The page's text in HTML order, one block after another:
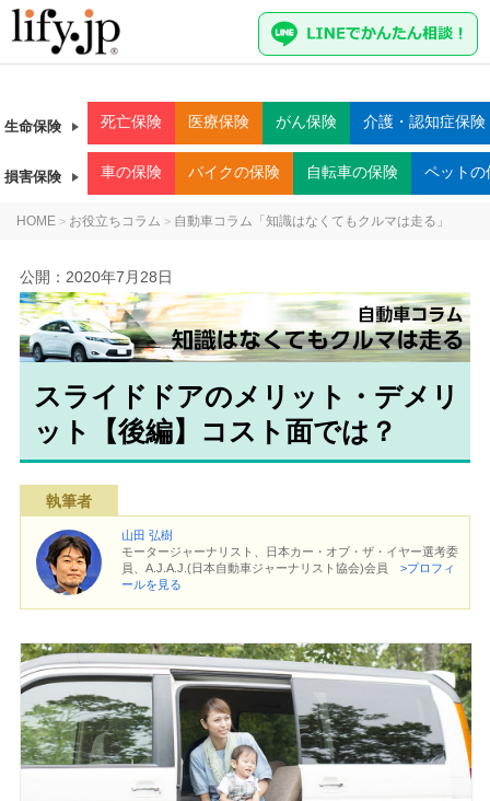
生命保険 死亡保険 医療保険 がん保険 介護・認知症保険
損害保険 車の保険 バイクの保険 自転車の保険 ペットの
HOME > お役立ちコラム > 自動車コラム「知識はなくてもクルマは走る」
公開： 2020年7月28日
スライドドアのメリット・デメリ
ット【後編】コスト面では？
執筆者
山田 弘樹
モータージャーナリスト、日本カー・オブ・ザ・イヤー選考委
員、A.J.A.J.(日本自動車ジャーナリスト協会)会員 >プロフィ
ールを見る